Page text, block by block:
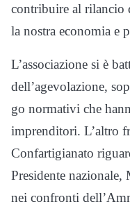
contribuire al rilancio
la nostra economia e
L’associazione si è
dell’agevolazione,
go normativi che
imprenditori. L’altro
Confartigianato
Presidente
nei confronti